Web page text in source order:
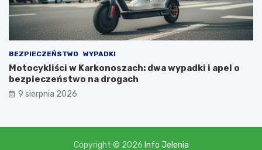
n
a
d
o
t
a
c
j
ę
y
BEZPIECZEŃSTWO WYPADKI
Motocykliści w Karkonoszach: dwa wypadki i apel o
bezpieczeństwo na drogach
9 sierpnia 2026
Copyright © 2026 Info Jelenia